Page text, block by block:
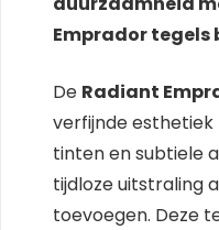
Emprador tegels
De Radiant
verfijnde
tinten en subtiele
tijdloze uitstraling
toevoegen. Deze